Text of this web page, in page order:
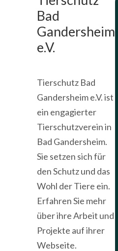
Bad
Gandersheim
e.V.
Tierschutz Bad
Gandersheim e.V. ist
ein engagierter
Tierschutzverein in
Bad Gandersheim.
Sie setzen sich für
den Schutz und das
Wohl der Tiere ein.
Erfahren Sie mehr
über ihre Arbeit und
Projekte auf ihrer
Webseite.